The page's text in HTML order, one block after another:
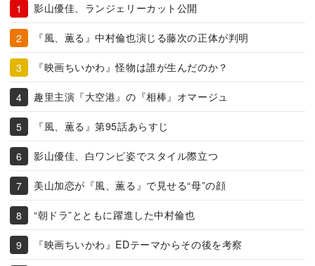
影山優佳、ランジェリーカット公開
『風、薫る』中村倫也演じる藤次の正体が判明
『映画ちいかわ』怪物は誰が生んだのか？
趣里主演『大空港』の『相棒』オマージュ
『風、薫る』第95話あらすじ
影山優佳、白ワンピ姿でスタイル際立つ
美山加恋が『風、薫る』で見せる“母”の顔
“朝ドラ”とともに躍進した中村倫也
『映画ちいかわ』EDテーマからその後を考察